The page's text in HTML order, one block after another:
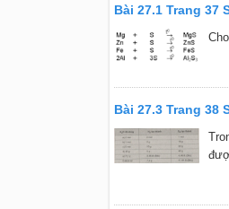
Bài 27.1 Trang 37
Bài 27.3 Trang 38